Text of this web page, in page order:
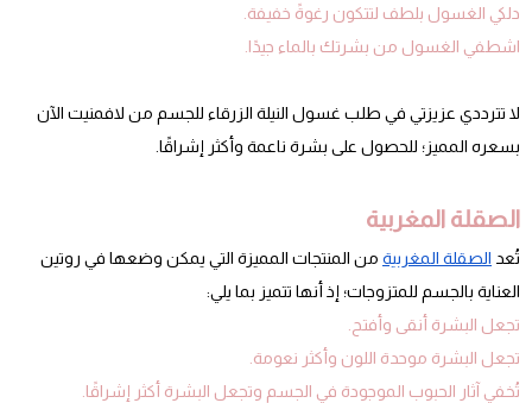
دلكي الغسول بلطف لتتكون رغوةً خفيفة.
اشطفي الغسول من بشرتك بالماء جيدًا.
لا تترددي عزيزتي في طلب غسول النيلة الزرقاء للجسم من لافمنيت الآن
بسعره المميز؛ للحصول على بشرة ناعمة وأكثر إشراقًا.
الصقلة المغربية
تُعد الصقلة المغربية من المنتجات المميزة التي يمكن وضعها في روتين
العناية بالجسم للمتزوجات؛ إذ أنها تتميز بما يلي:
تجعل البشرة أنقى وأفتح.
تجعل البشرة موحدة اللون وأكثر نعومة.
تُخفي آثار الحبوب الموجودة في الجسم وتجعل البشرة أكثر إشراقًا.